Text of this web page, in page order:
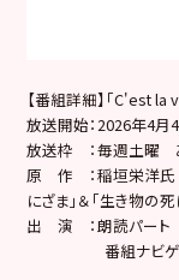
【番組詳細】「C'est
放送開始：2026年4月
放送枠 ：毎週土曜 あ
原 作 ：稲垣栄洋氏
にざま」＆「生き物の
出 演 ：朗読パ
番組ナビゲー